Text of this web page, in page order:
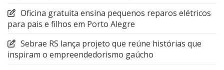
Oficina gratuita ensina pequenos reparos elétricos
para pais e filhos em Porto Alegre
Sebrae RS lança projeto que reúne histórias que
inspiram o empreendedorismo gaúcho